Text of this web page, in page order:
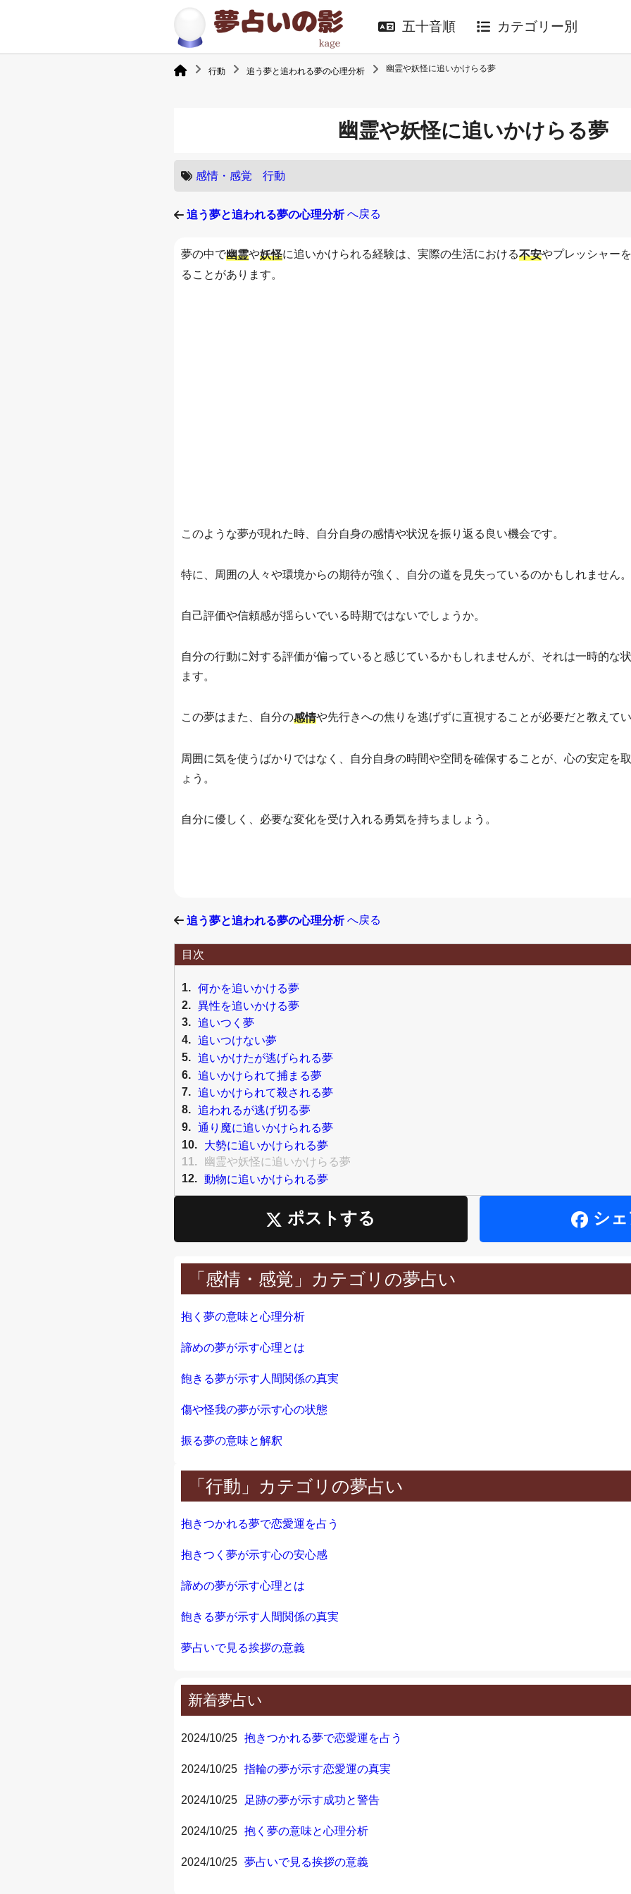
五十音順 カテゴリー別
行動 追う夢と追われる夢の心理分析 幽霊や妖怪に追いかけらる夢
幽霊や妖怪に追いかけらる夢
感情・感覚 行動
追う夢と追われる夢の心理分析へ戻る
夢の中で幽霊や妖怪に追いかけられる経験は、実際の生活における不安やプレッシャー
ることがあります。
このような夢が現れた時、自分自身の感情や状況を振り返る良い機会です。
特に、周囲の人々や環境からの期待が強く、自分の道を見失っているのかもしれません。
自己評価や信頼感が揺らいでいる時期ではないでしょうか。
自分の行動に対する評価が偏っていると感じているかもしれませんが、それは一時的な
ます。
この夢はまた、自分の感情や先行きへの焦りを逃げずに直視することが必要だと教えて
周囲に気を使うばかりではなく、自分自身の時間や空間を確保することが、心の安定を
ょう。
自分に優しく、必要な変化を受け入れる勇気を持ちましょう。
追う夢と追われる夢の心理分析へ戻る
目次
1. 何かを追いかける夢
2. 異性を追いかける夢
3. 追いつく夢
4. 追いつけない夢
5. 追いかけたが逃げられる夢
6. 追いかけられて捕まる夢
7. 追いかけられて殺される夢
8. 追われるが逃げ切る夢
9. 通り魔に追いかけられる夢
10.
大勢に追いかけられる夢
11.
幽霊や妖怪に追いかけらる夢
12. 動物に追いかけられる夢
ポストする シェ
「感情・感覚」カテゴリの夢占い
抱く夢の意味と心理分析
諦めの夢が示す心理とは
飽きる夢が示す人間関係の真実
傷や怪我の夢が示す心の状態
振る夢の意味と解釈
「行動」カテゴリの夢占い
抱きつかれる夢で恋愛運を占う
抱きつく夢が示す心の安心感
諦めの夢が示す心理とは
飽きる夢が示す人間関係の真実
夢占いで見る挨拶の意義
新着夢占い
2024/10/25 抱きつかれる夢で恋愛運を占う
2024/10/25 指輪の夢が示す恋愛運の真実
2024/10/25 足跡の夢が示す成功と警告
2024/10/25 抱く夢の意味と心理分析
2024/10/25 夢占いで見る挨拶の意義